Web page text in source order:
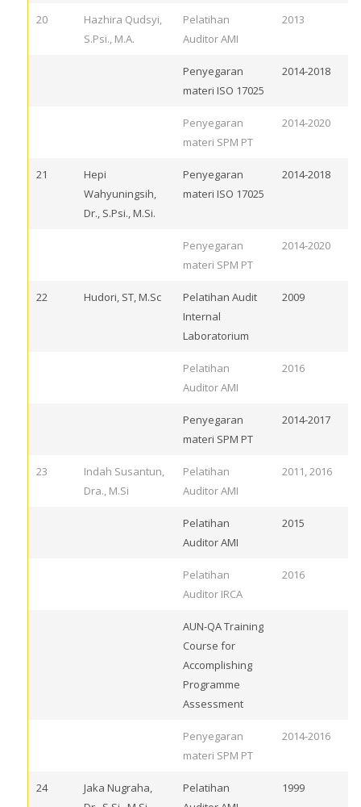
20
Hazhira Qudsyi,
S.Psi., M.A.
Pelatihan
Auditor AMI
2013
Penyegaran
materi ISO 17025
2014-2018
Penyegaran
materi SPM PT
2014-2020
21
Hepi
Wahyuningsih,
Dr., S.Psi., M.Si.
Penyegaran
materi ISO 17025
2014-2018
Penyegaran
materi SPM PT
2014-2020
22 Hudori, ST, M.Sc
Pelatihan Audit
Internal
Laboratorium
2009
Pelatihan
Auditor AMI
2016
Penyegaran
materi SPM PT
2014-2017
23
Indah Susantun,
Dra., M.Si
Pelatihan
Auditor AMI
2011, 2016
Pelatihan
Auditor AMI
2015
Pelatihan
Auditor IRCA
2016
AUN-QA Training
Course for
Accomplishing
Programme
Assessment
Penyegaran
materi SPM PT
2014-2016
24
Jaka Nugraha,
Pelatihan
1999